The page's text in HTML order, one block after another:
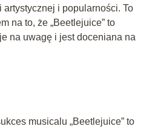
i popularności. To
na to, że „Beetlejuice” to
na uwagę i jest doceniana na
musicalu „Beetlejuice” to